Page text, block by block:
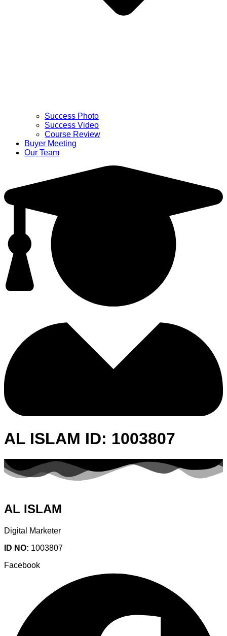
Success Photo
Success Video
Course Review
Buyer Meeting
Our Team
AL ISLAM ID: 1003807
AL ISLAM
Digital Marketer
ID NO: 1003807
Facebook